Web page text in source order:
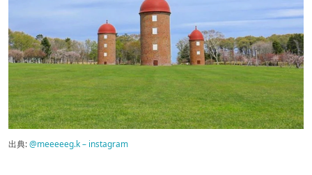
出典:@meeeeeg.k – instagram